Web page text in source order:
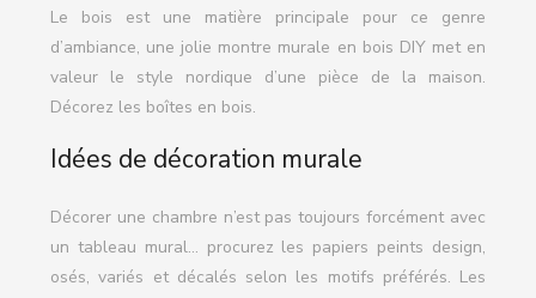
Le bois est une matière principale pour ce genre
d’ambiance, une jolie montre murale en bois DIY met en
valeur le style nordique d’une pièce de la maison.
Décorez les boîtes en bois.
Idées de décoration murale
Décorer une chambre n’est pas toujours forcément avec
un tableau mural… procurez les papiers peints design,
osés, variés et décalés selon les motifs préférés. Les